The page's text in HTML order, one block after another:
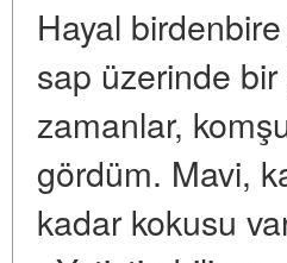
Hayal
sap üzerinde
zamanlar,
gördüm. Mavi,
kadar kokusu